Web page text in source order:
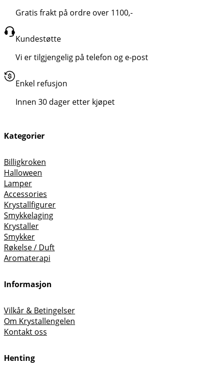
Gratis frakt på ordre over 1100,-
Kundestøtte
Vi er tilgjengelig på telefon og e-post
Enkel refusjon
Innen 30 dager etter kjøpet
Kategorier
Billigkroken
Halloween
Lamper
Accessories
Krystallfigurer
Smykkelaging
Krystaller
Smykker
Røkelse / Duft
Aromaterapi
Informasjon
Vilkår & Betingelser
Om Krystallengelen
Kontakt oss
Henting